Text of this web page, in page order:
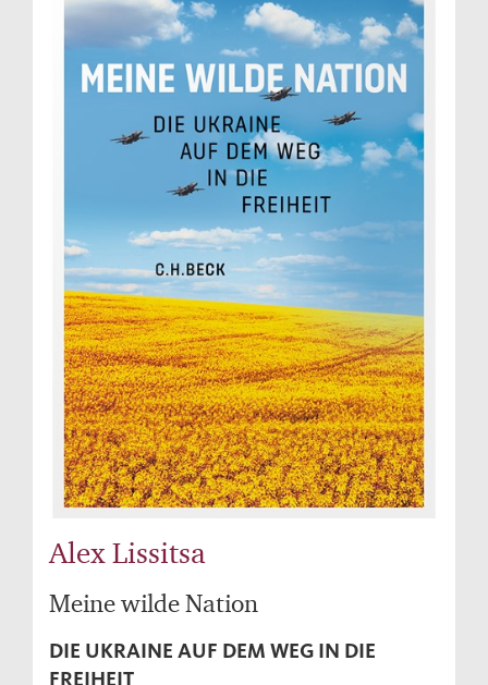
Alex Lissitsa
Meine wilde Nation
DIE UKRAINE AUF DEM WEG IN DIE
FREIHEIT